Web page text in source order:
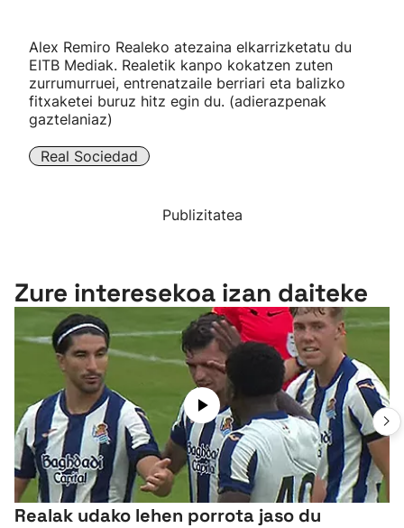
"Helmuga"
Alex Remiro Realeko atezaina elkarrizketatu du
EITB Mediak. Realetik kanpo kokatzen zuten
zurrumurruei, entrenatzaile berriari eta balizko
fitxaketei buruz hitz egin du. (adierazpenak
gaztelaniaz)
Real Sociedad
Publizitatea
Zure interesekoa izan daiteke
Realak udako lehen porrota jaso du